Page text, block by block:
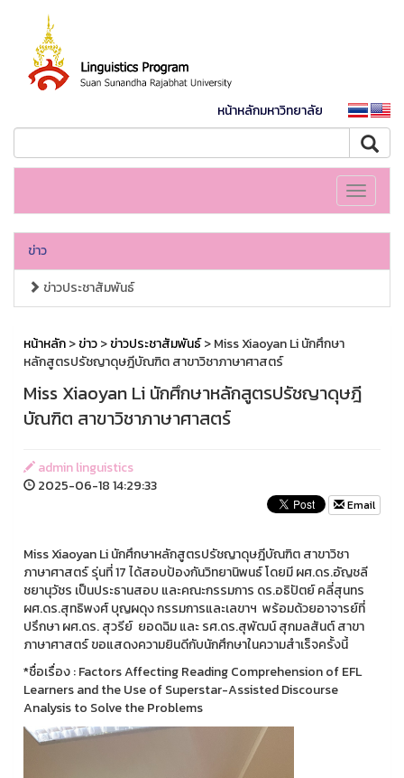
หน้าหลักมหาวิทยาลัย
Toggle
ข่าว
ข่าวประชาสัมพันธ์
หน้าหลัก>ข่าว>ข่าวประชาสัมพันธ์> Miss Xiaoyan Li นักศึกษา
หลักสูตรปรัชญาดุษฎีบัณฑิต สาขาวิชาภาษาศาสตร์
Miss Xiaoyan Li นักศึกษาหลักสูตรปรัชญาดุษฎี
บัณฑิต สาขาวิชาภาษาศาสตร์
admin linguistics
2025-06-18 14:29:33
Email
Miss Xiaoyan Li นักศึกษาหลักสูตรปรัชญาดุษฎีบัณฑิต สาขาวิชา
ภาษาศาสตร์ รุ่นที่ 17 ได้สอบป้องกันวิทยานิพนธ์ โดยมี ผศ.ดร.อัญชลี
ชยานุวัชร เป็นประธานสอบ และคณะกรรมการ ดร.อธิปัตย์ คลี่สุนทร
ผศ.ดร.สุทธิพงศ์ บุญผดุง กรรมการและเลขาฯ พร้อมด้วยอาจารย์ที่
ปรึกษา ผศ.ดร. สุวรีย์ ยอดฉิม และ รศ.ดร.สุพัฒน์ สุกมลสันต์ สาขา
ภาษาศาสตร์ ขอแสดงความยินดีกับนักศึกษาในความสำเร็จครั้งนี้
*ชื่อเรื่อง : Factors Affecting Reading Comprehension of EFL
Learners and the Use of Superstar-Assisted Discourse
Analysis to Solve the Problems